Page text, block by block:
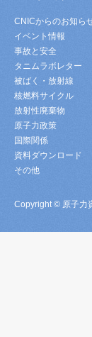
CNICからのお知ら
イベント情報
事故と安全
タニムラボレター
被ばく・放射線
核燃料サイクル
放射性廃棄物
原子力政策
国際関係
資料ダウンロード
その他
Copyright © 原子力